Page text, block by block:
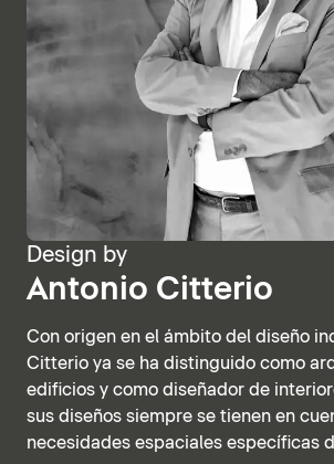
Design by
Antonio Citterio
Con origen en el ámbito del diseño
Citterio ya se ha distinguido como
edificios y como diseñador de
sus diseños siempre se tienen en
necesidades espaciales específicas